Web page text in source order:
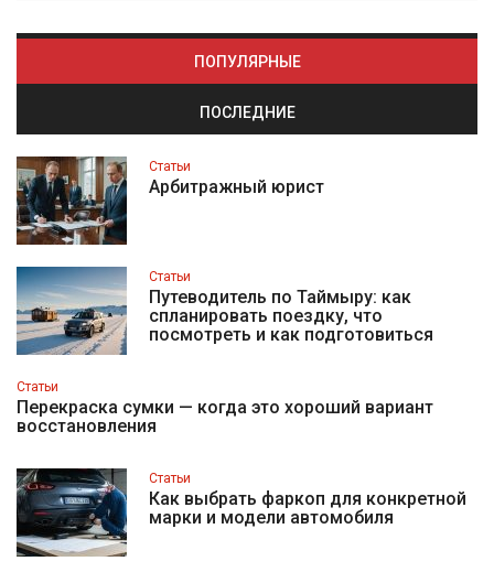
ПОПУЛЯРНЫЕ
ПОСЛЕДНИЕ
Статьи
Арбитражный юрист
Статьи
Путеводитель по Таймыру: как
спланировать поездку, что
посмотреть и как подготовиться
Статьи
Перекраска сумки — когда это хороший вариант
восстановления
Статьи
Как выбрать фаркоп для конкретной
марки и модели автомобиля